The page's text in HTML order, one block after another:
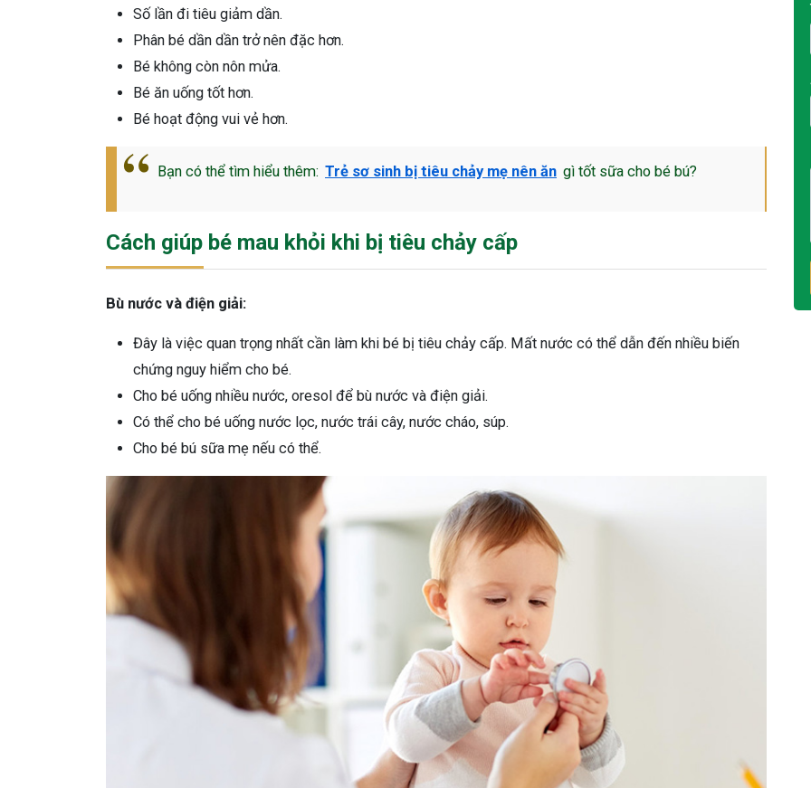
Số lần đi tiêu giảm dần.
Phân bé dần dần trở nên đặc hơn.
Bé không còn nôn mửa.
Bé ăn uống tốt hơn.
Bé hoạt động vui vẻ hơn.
Bạn có thể tìm hiểu thêm: Trẻ sơ sinh bị tiêu chảy mẹ nên ăn gì tốt sữa cho bé bú?
Cách giúp bé mau khỏi khi bị tiêu chảy cấp
Bù nước và điện giải:
Đây là việc quan trọng nhất cần làm khi bé bị tiêu chảy cấp. Mất nước có thể dẫn đến nhiều biến
chứng nguy hiểm cho bé.
Cho bé uống nhiều nước, oresol để bù nước và điện giải.
Có thể cho bé uống nước lọc, nước trái cây, nước cháo, súp.
Cho bé bú sữa mẹ nếu có thể.